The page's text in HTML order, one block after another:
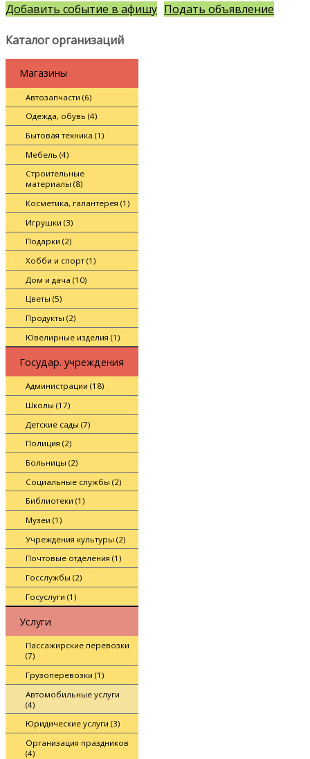
Добавить событие в афишу Подать объявление
Каталог организаций
Магазины
Автозапчасти (6)
Одежда, обувь (4)
Бытовая техника (1)
Мебель (4)
Строительные
материалы (8)
Косметика, галантерея (1)
Игрушки (3)
Подарки (2)
Хобби и спорт (1)
Дом и дача (10)
Цветы (5)
Продукты (2)
Ювелирные изделия (1)
Государ. учреждения
Администрации (18)
Школы (17)
Детские сады (7)
Полиция (2)
Больницы (2)
Социальные службы (2)
Библиотеки (1)
Музеи (1)
Учреждения культуры (2)
Почтовые отделения (1)
Госслужбы (2)
Госуслуги (1)
Услуги
Пассажирские перевозки
(7)
Грузоперевозки (1)
Автомобильные услуги
(4)
Юридические услуги (3)
Организация праздников
(4)